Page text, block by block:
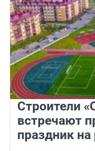
Строители
встречают
праздник на